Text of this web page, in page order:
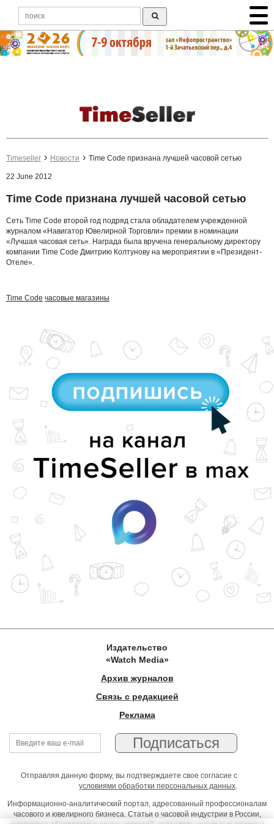
Timeseller Новости Time Code признана лучшей часовой сетью
22 June 2012
Time Code признана лучшей часовой сетью
Сеть Time Code второй год подряд стала обладателем учрежденной
журналом «Навигатор Ювелирной Торговли» премии в номинации
«Лучшая часовая сеть». Награда была вручена генеральному директору
компании Time Code Дмитрию Колтунову на мероприятии в «Президент-
Отеле».
Time Code часовые магазины
Издательство
«Watch Media»
Архив журналов
Связь с редакцией
Реклама
Отправляя данную форму, вы подтверждаете свое согласие с
условиями обработки персональных данных.
Информационно-аналитический портал, адресованный профессионалам
часового и ювелирного бизнеса. Статьи о часовой индустрии в России,